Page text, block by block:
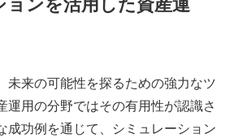
未来の可能性を探るための強力なツ
運用の分野ではその有用性が認識さ
成功例を通じて、シミュレーション